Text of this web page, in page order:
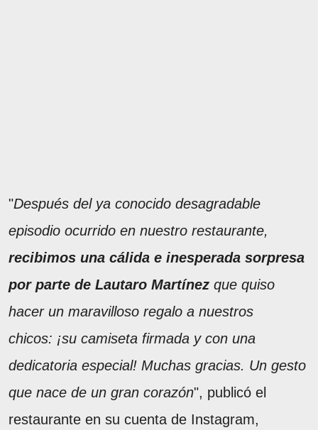
"Después del ya conocido desagradable
episodio ocurrido en nuestro restaurante,
recibimos una cálida e inesperada sorpresa
por parte de Lautaro Martínez que quiso
hacer un maravilloso regalo a nuestros
chicos: ¡su camiseta firmada y con una
dedicatoria especial! Muchas gracias. Un gesto
que nace de un gran corazón", publicó el
restaurante en su cuenta de Instagram,